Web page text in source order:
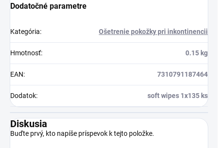
Dodatočné parametre
Kategória: Ošetrenie pokožky pri inkontinencii
Hmotnosť: 0.15 kg
EAN: 7310791187464
Dodatok: soft wipes 1x135 ks
Diskusia
Buďte prvý, kto napíše príspevok k tejto položke.